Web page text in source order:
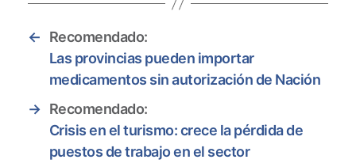
←
Recomendado:
Las provincias pueden importar
medicamentos sin autorización de Nación
→ Recomendado:
Crisis en el turismo: crece la pérdida de
puestos de trabajo en el sector